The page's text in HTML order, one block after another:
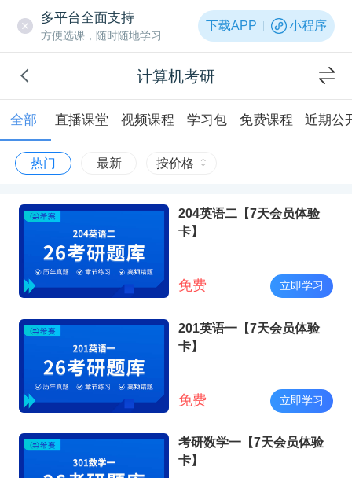
多平台全面支持
方便选课，随时随地学习
下载APP 小程序
计算机考研
全部 直播课堂 视频课程 学习包 免费课程 近期公
热门 最新 按价格
204英语二【7天会员体验
卡】
免费 立即学习
201英语一【7天会员体验
卡】
免费 立即学习
考研数学一【7天会员体验
卡】